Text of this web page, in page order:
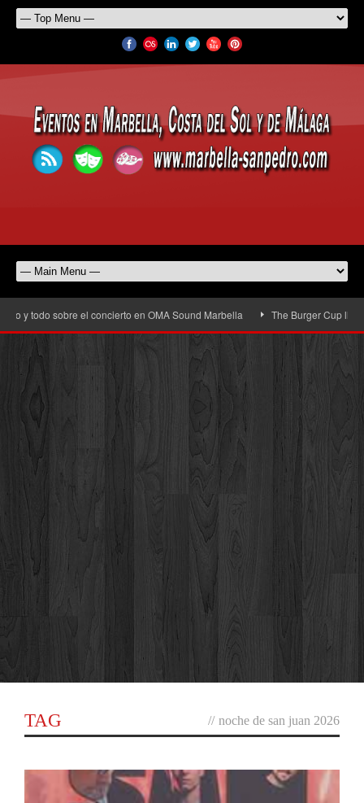
todo sobre el concierto en OMA Sound Marbella The Burger Cup llega
TAG // noche de san juan 2026